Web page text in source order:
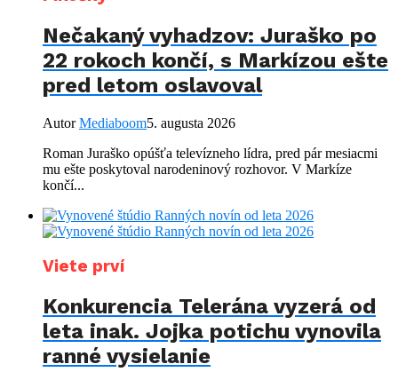
Nečakaný vyhadzov: Juraško po
22 rokoch končí, s Markízou ešte
pred letom oslavoval
AutorMediaboom5. augusta 2026
Roman Juraško opúšťa televízneho lídra, pred pár mesiacmi
mu ešte poskytoval narodeninový rozhovor. V Markíze
končí...
Viete prví
Konkurencia Telerána vyzerá od
leta inak. Jojka potichu vynovila
ranné vysielanie